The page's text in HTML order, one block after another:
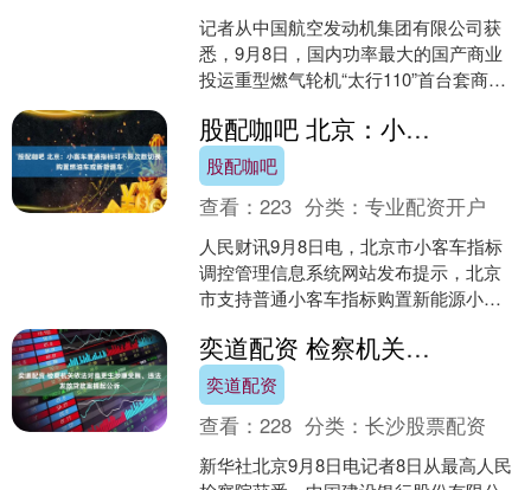
记者从中国航空发动机集团有限公司获
悉，9月8日，国内功率最大的国产商业
投运重型燃气轮机“太行110”首台套商业
厂，即将交付。这标....
股配咖吧 北京：小客车普通指标可不限次数切换购置燃油车或新能源车
股配咖吧
查看：223 分类：专业配资开户
人民财讯9月8日电，北京市小客车指标
调控管理信息系统网站发布提示，北京
市支持普通小客车指标购置新能源小客
规定 实施细则2025....
奕道配资 检察机关依法对章更生涉嫌受贿、违法发放贷款案提起公诉
奕道配资
查看：228 分类：长沙股票配资
新华社北京9月8日电记者8日从最高人民